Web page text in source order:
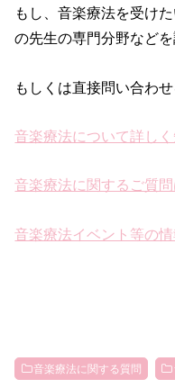
もし、音楽療法を受け
の先生の専門分野など
もしくは直接問い合わ
音楽療法について詳し
音楽療法に関するご質
音楽療法イベント等の
音楽療法に関する質問